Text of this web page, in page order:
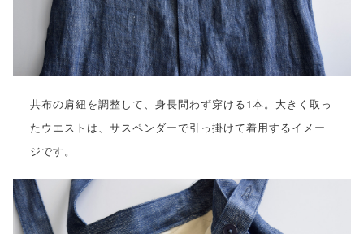
共布の肩紐を調整して、身長問わず穿ける1本。大きく取っ
たウエストは、サスペンダーで引っ掛けて着用するイメー
ジです。